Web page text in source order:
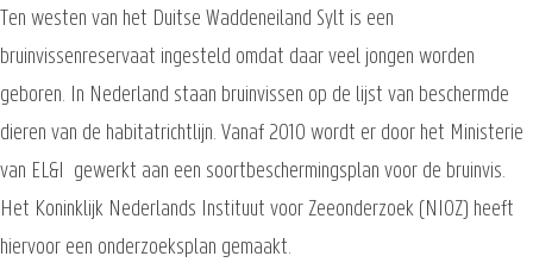
Ten westen van het Duitse Waddeneiland Sylt is een
bruinvissenreservaat ingesteld omdat daar veel jongen worden
geboren. In Nederland staan bruinvissen op de lijst van beschermde
dieren van de habitatrichtlijn. Vanaf 2010 wordt er door het Ministerie
van EL&I gewerkt aan een soortbeschermingsplan voor de bruinvis.
Het Koninklijk Nederlands Instituut voor Zeeonderzoek (NIOZ) heeft
hiervoor een onderzoeksplan gemaakt.